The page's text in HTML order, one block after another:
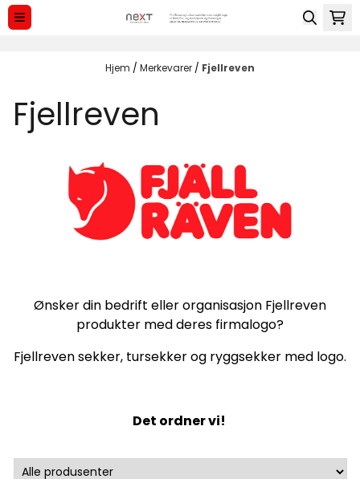
Hopp til innhold
Hjem / Merkevarer / Fjellreven
Fjellreven
Ønsker din bedrift eller organisasjon Fjellreven
produkter med deres firmalogo?
Fjellreven sekker, tursekker og ryggsekker med logo.
Det ordner vi!